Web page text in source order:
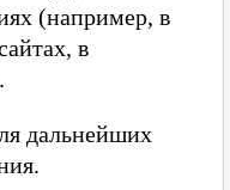
(например, в
в
дальнейших